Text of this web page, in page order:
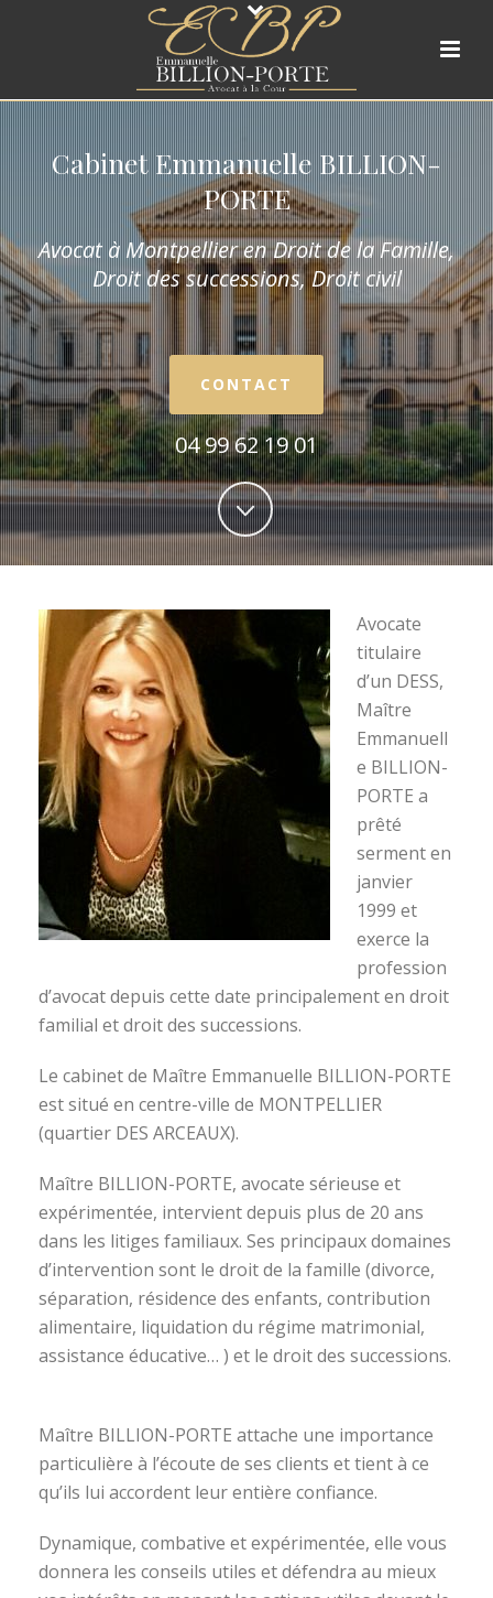
Cabinet Emmanuelle BILLION-
PORTE
Avocat à Montpellier en Droit de la Famille,
Droit des successions, Droit civil
CONTACT
04 99 62 19 01
Avocate
titulaire
d’un DESS,
Maître
Emmanuell
e BILLION-
PORTE a
prêté
serment en
janvier
1999 et
exerce la
profession
d’avocat depuis cette date principalement en droit
familial et droit des successions.
Le cabinet de Maître Emmanuelle BILLION-PORTE
est situé en centre-ville de MONTPELLIER
(quartier DES ARCEAUX).
Maître BILLION-PORTE, avocate sérieuse et
expérimentée, intervient depuis plus de 20 ans
dans les litiges familiaux. Ses principaux domaines
d’intervention sont le droit de la famille (divorce,
séparation, résidence des enfants, contribution
alimentaire, liquidation du régime matrimonial,
assistance éducative… ) et le droit des successions.
Maître BILLION-PORTE attache une importance
particulière à l’écoute de ses clients et tient à ce
qu’ils lui accordent leur entière confiance.
Dynamique, combative et expérimentée, elle vous
donnera les conseils utiles et défendra au mieux